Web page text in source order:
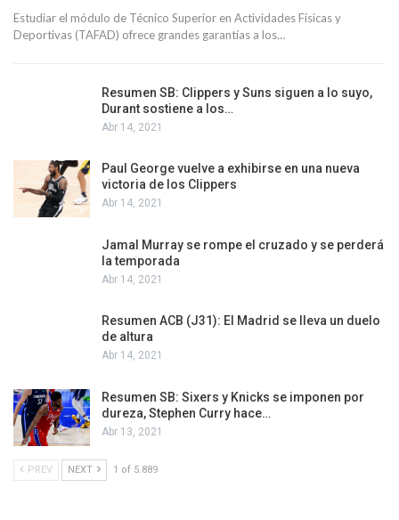
Estudiar el módulo de Técnico Superior en Actividades Físicas y
Deportivas (TAFAD) ofrece grandes garantías a los…
Resumen SB: Clippers y Suns siguen a lo suyo,
Durant sostiene a los…
Abr 14, 2021
Paul George vuelve a exhibirse en una nueva
victoria de los Clippers
Abr 14, 2021
Jamal Murray se rompe el cruzado y se perderá
la temporada
Abr 14, 2021
Resumen ACB (J31): El Madrid se lleva un duelo
de altura
Abr 14, 2021
Resumen SB: Sixers y Knicks se imponen por
dureza, Stephen Curry hace…
Abr 13, 2021
PREV NEXT 1 of 5.889